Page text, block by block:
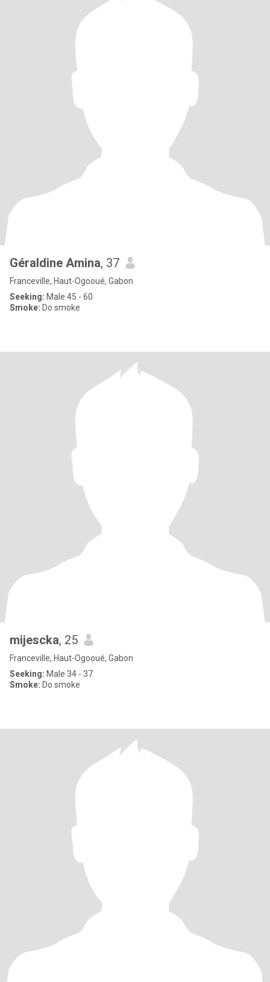
Géraldine Amina, 37
Franceville, Haut-Ogooué, Gabon
Seeking: Male 45 - 60
Smoke: Do smoke
mijescka, 25
Franceville, Haut-Ogooué, Gabon
Seeking: Male 34 - 37
Smoke: Do smoke